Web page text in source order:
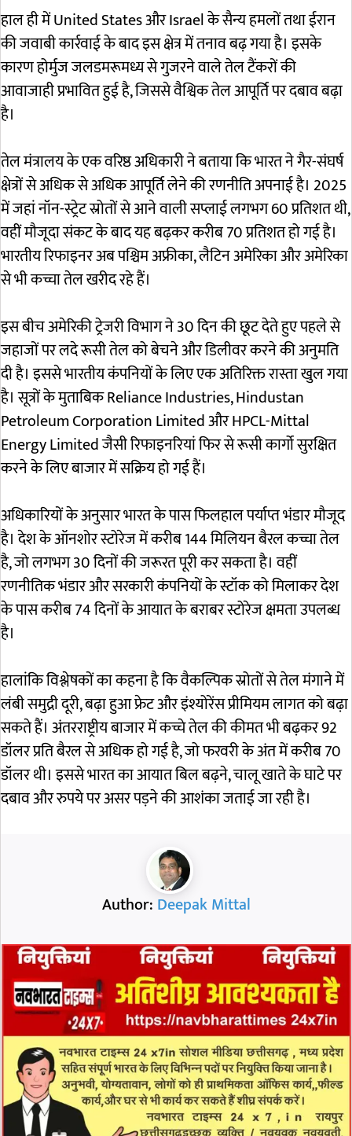
हाल ही मेंUnited StatesऔरIsraelके सैन्य हमलों तथा ईरान
की जवाबी कार्रवाई के बाद इस क्षेत्र में तनाव बढ़ गया है। इसके
कारण होर्मुज जलडमरूमध्य से गुजरने वाले तेल टैंकरों की
आवाजाही प्रभावित हुई है, जिससे वैश्विक तेल आपूर्ति पर दबाव बढ़ा
है।
तेल मंत्रालय के एक वरिष्ठ अधिकारी ने बताया कि भारत ने गैर-संघर्ष
क्षेत्रों से अधिक से अधिक आपूर्ति लेने की रणनीति अपनाई है। 2025
में जहां नॉन-स्ट्रेट स्रोतों से आने वाली सप्लाई लगभग 60 प्रतिशत थी,
वहीं मौजूदा संकट के बाद यह बढ़कर करीब 70 प्रतिशत हो गई है।
भारतीय रिफाइनर अब पश्चिम अफ्रीका, लैटिन अमेरिका और अमेरिका
से भी कच्चा तेल खरीद रहे हैं।
इस बीच अमेरिकी ट्रेजरी विभाग ने 30 दिन की छूट देते हुए पहले से
जहाजों पर लदे रूसी तेल को बेचने और डिलीवर करने की अनुमति
दी है। इससे भारतीय कंपनियों के लिए एक अतिरिक्त रास्ता खुल गया
है। सूत्रों के मुताबिकReliance Industries,Hindustan
Petroleum Corporation LimitedऔरHPCL-Mittal
Energy Limitedजैसी रिफाइनरियां फिर से रूसी कार्गो सुरक्षित
करने के लिए बाजार में सक्रिय हो गई हैं।
अधिकारियों के अनुसार भारत के पास फिलहाल पर्याप्त भंडार मौजूद
है। देश के ऑनशोर स्टोरेज में करीब 144 मिलियन बैरल कच्चा तेल
है, जो लगभग 30 दिनों की जरूरत पूरी कर सकता है। वहीं
रणनीतिक भंडार और सरकारी कंपनियों के स्टॉक को मिलाकर देश
के पास करीब 74 दिनों के आयात के बराबर स्टोरेज क्षमता उपलब्ध
है।
हालांकि विश्लेषकों का कहना है कि वैकल्पिक स्रोतों से तेल मंगाने में
लंबी समुद्री दूरी, बढ़ा हुआ फ्रेट और इंश्योरेंस प्रीमियम लागत को बढ़ा
सकते हैं। अंतरराष्ट्रीय बाजार में कच्चे तेल की कीमत भी बढ़कर 92
डॉलर प्रति बैरल से अधिक हो गई है, जो फरवरी के अंत में करीब 70
डॉलर थी। इससे भारत का आयात बिल बढ़ने, चालू खाते के घाटे पर
दबाव और रुपये पर असर पड़ने की आशंका जताई जा रही है।
Author: Deepak Mittal